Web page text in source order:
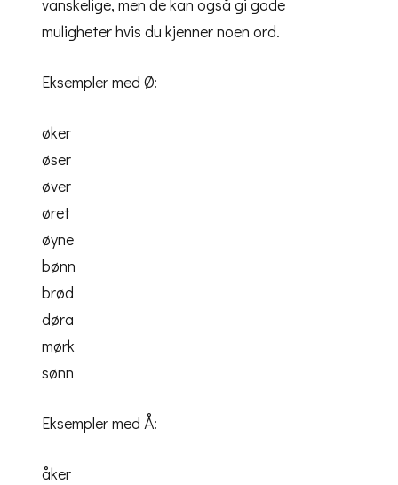
vanskelige, men de kan også gi gode
muligheter hvis du kjenner noen ord.
Eksempler med Ø:
øker
øser
øver
øret
øyne
bønn
brød
døra
mørk
sønn
Eksempler med Å:
åker